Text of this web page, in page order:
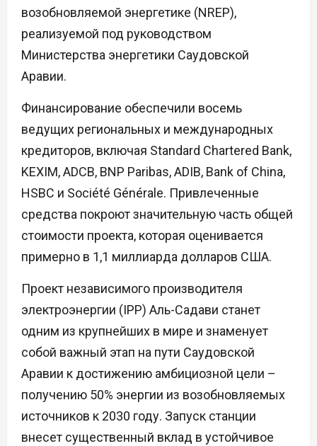
возобновляемой энергетике (NREP),
реализуемой под руководством
Министерства энергетики Саудовской
Аравии.
Финансирование обеспечили восемь
ведущих региональных и международных
кредиторов, включая Standard Chartered Bank,
KEXIM, ADCB, BNP Paribas, ADIB, Bank of China,
HSBC и Société Générale. Привлеченные
средства покроют значительную часть общей
стоимости проекта, которая оценивается
примерно в 1,1 миллиарда долларов США.
Проект независимого производителя
электроэнергии (IPP) Аль-Садави станет
одним из крупнейших в мире и знаменует
собой важный этап на пути Саудовской
Аравии к достижению амбициозной цели –
получению 50% энергии из возобновляемых
источников к 2030 году. Запуск станции
внесет существенный вклад в устойчивое